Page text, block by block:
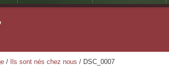
/ Ils sont nés chez nous / DSC_0007